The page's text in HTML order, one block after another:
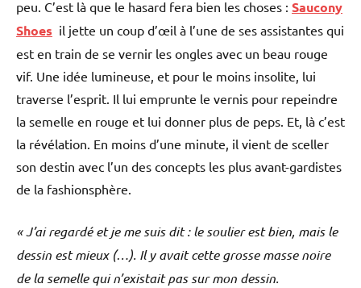
peu. C’est là que le hasard fera bien les choses : Saucony
Shoes il jette un coup d’œil à l’une de ses assistantes qui
est en train de se vernir les ongles avec un beau rouge
vif. Une idée lumineuse, et pour le moins insolite, lui
traverse l’esprit. Il lui emprunte le vernis pour repeindre
la semelle en rouge et lui donner plus de peps. Et, là c’est
la révélation. En moins d’une minute, il vient de sceller
son destin avec l’un des concepts les plus avant-gardistes
de la fashionsphère.
« J’ai regardé et je me suis dit : le soulier est bien, mais le
dessin est mieux (…). Il y avait cette grosse masse noire
de la semelle qui n’existait pas sur mon dessin.